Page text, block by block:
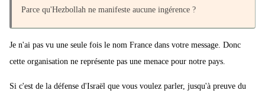
Parce qu'Hezbollah ne manifeste aucune ingérence ?
Je n'ai pas vu une seule fois le nom France dans votre message. Donc
cette organisation ne représente pas une menace pour notre pays.
Si c'est de la défense d'Israël que vous voulez parler, jusqu'à preuve du